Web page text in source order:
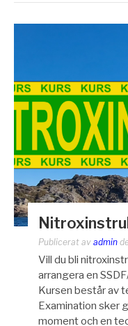
Publicerat av admin
Vill du bli
arrangera en
Kursen består av
Examination sker
moment och en